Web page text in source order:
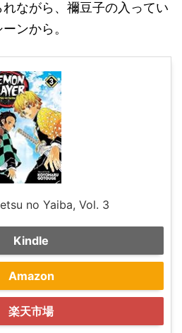
ながら、禰豆子の入ってい
ンから。
no Yaiba, Vol. 3
Kindle
Amazon
楽天市場